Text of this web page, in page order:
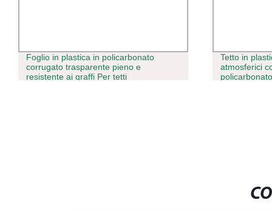
Foglio in plastica in policarbonato
corrugato trasparente pieno e
resistente ai graffi Per tetti
Tetto in
atmosferici